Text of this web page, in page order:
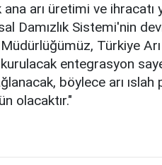
ana arı üretimi ve
Damızlık Sistemi'nin
Müdürlüğümüz, Türkiye
entegrasyon
böylece arı ıslah
olacaktır."